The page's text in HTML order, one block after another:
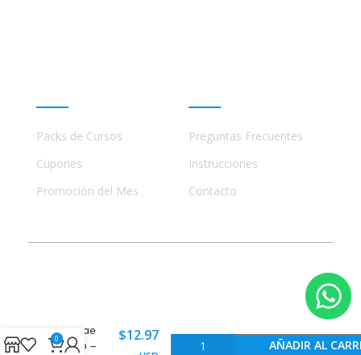
Packs de Cursos
Cupones
Promoción del Mes
Preguntas Frecuentes
Instrucciones
Contacto
desde
cero –
$12.97
AÑADIR AL
0